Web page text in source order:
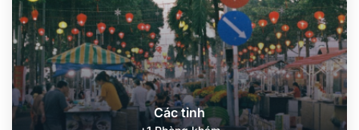
Các tỉnh